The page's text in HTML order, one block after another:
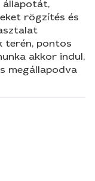
állapotát,
rögzítés és
terén, pontos
akkor indul,
megállapodva